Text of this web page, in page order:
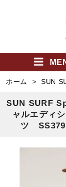
ホーム > SUN
SUN SURF
ャルエディ
ツ